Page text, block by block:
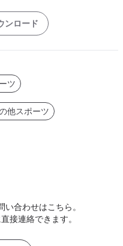
ンロード
ツ
他スポーツ
合わせはこちら。
接連絡できます。